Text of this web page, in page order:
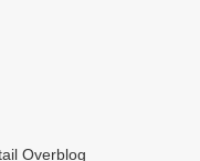
Overblog